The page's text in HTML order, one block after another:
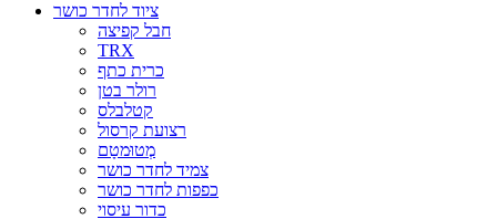
ציוד לחדר כושר
חבל קפיצה
TRX
כרית כתף
רולר בטן
קטלבלס
רצועת קרסול
מְטוּמטָם
צמיד לחדר כושר
כפפות לחדר כושר
כדור עיסוי